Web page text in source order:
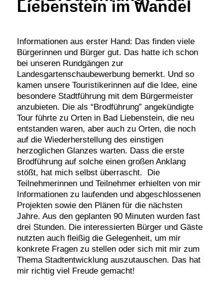
Liebenstein im Wandel
Informationen aus erster Hand: Das finden viele
Bürgerinnen und Bürger gut. Das hatte ich schon
bei unseren Rundgängen zur
Landesgartenschaubewerbung bemerkt. Und so
kamen unsere Touristikerinnen auf die Idee, eine
besondere Stadtführung mit dem Bürgermeister
anzubieten. Die als “Brodführung” angekündigte
Tour führte zu Orten in Bad Liebenstein, die neu
entstanden waren, aber auch zu Orten, die noch
auf die Wiederherstellung des einstigen
herzoglichen Glanzes warten. Dass die erste
Brodführung auf solche einen großen Anklang
stößt, hat mich selbst überrascht. Die
Teilnehmerinnen und Teilnehmer erhielten von mir
Informationen zu laufenden und abgeschlossenen
Projekten sowie den Plänen für die nächsten
Jahre. Aus den geplanten 90 Minuten wurden fast
drei Stunden. Die interessierten Bürger und Gäste
nutzten auch fleißig die Gelegenheit, um mir
konkrete Fragen zu stellen oder sich mit mir zum
Thema Stadtentwicklung auszutauschen. Das hat
mir richtig viel Freude gemacht!